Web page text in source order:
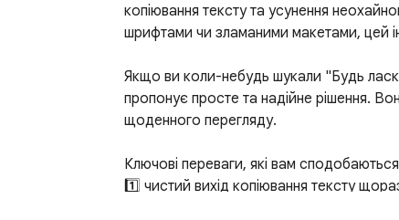
копіювання тексту та усунення
шрифтами чи зламаними макетами, цей
Якщо ви коли-небудь шукали "Будь
пропонує просте та надійне рішення.
щоденного перегляду.
Ключові переваги, які вам
1️⃣ чистий вихід копіювання тексту